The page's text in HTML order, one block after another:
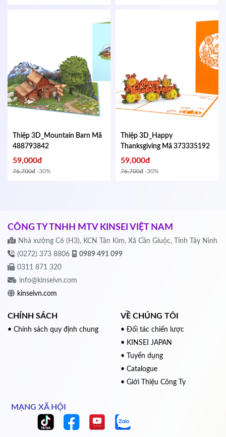
Thiệp 3D_Mountain Barn Mã
488793842
59,000đ
76,700đ -30%
Thiệp 3D_Happy
Thanksgiving Mã 373335192
59,000đ
76,700đ -30%
CÔNG TY TNHH MTV KINSEI VIỆT NAM
Nhà xưởng C6 (H3), KCN Tân Kim, Xã Cần Giuộc, Tỉnh Tây Ninh
(0272) 373 8806
0989 491 099
0311 871 320
info@kinseivn.com
kinseivn.com
CHÍNH SÁCH
• Chính sách quy định chung
VỀ CHÚNG TÔI
• Đối tác chiến lược
• KINSEI JAPAN
• Tuyển dụng
• Catalogue
• Giới Thiệu Công Ty
MẠNG XÃ HỘI